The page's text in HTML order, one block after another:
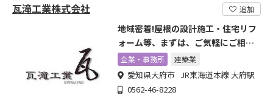
瓦滝工業株式会社 追加
地域密着!屋根の設計施工・住宅リフ
ォーム等、まずは、ご気軽にご相談
ください!
企業・事務所 建築業
愛知県大府市 JR東海道本線 大府駅
0562-46-8228